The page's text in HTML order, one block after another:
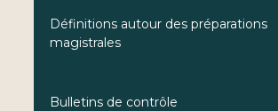
Définitions autour des préparations
magistrales
Bulletins de contrôle